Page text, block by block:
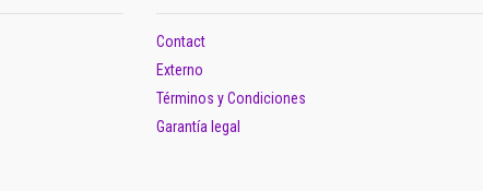
Contact
Externo
Términos y Condiciones
Garantía legal